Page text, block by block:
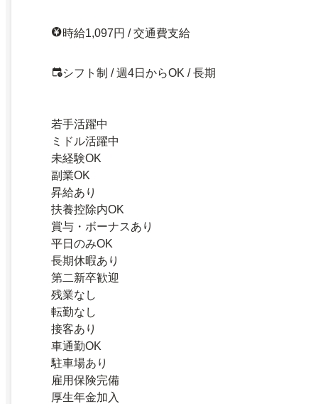
時給1,097円 / 交通費支給
シフト制 / 週4日からOK / 長期
若手活躍中
ミドル活躍中
未経験OK
副業OK
昇給あり
扶養控除内OK
賞与・ボーナスあり
平日のみOK
長期休暇あり
第二新卒歓迎
残業なし
転勤なし
接客あり
車通勤OK
駐車場あり
雇用保険完備
厚生年金加入